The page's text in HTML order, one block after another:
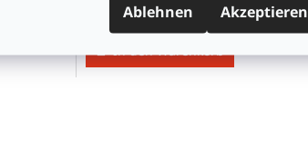
Ablehnen Akzeptieren
€5,40
In den Warenkorb